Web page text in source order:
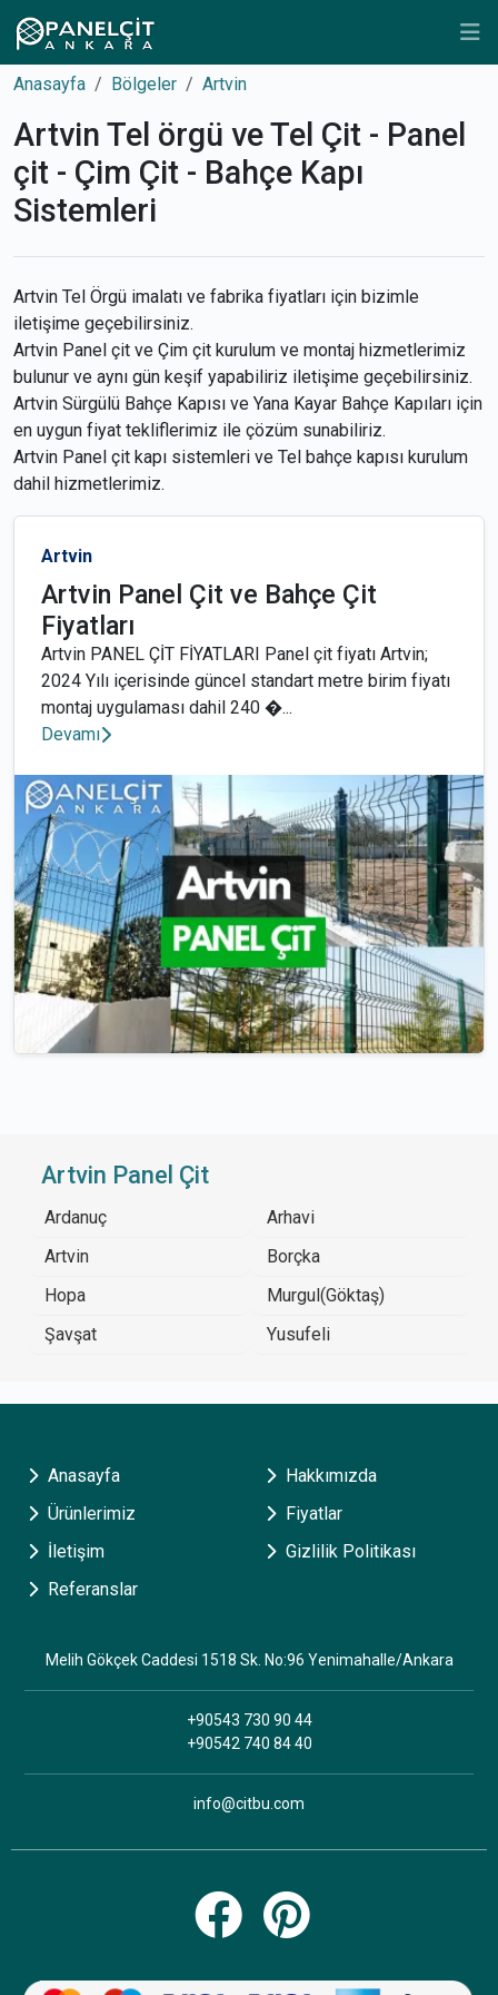
Anasayfa Bölgeler Artvin
Artvin Tel örgü ve Tel Çit - Panel
çit - Çim Çit - Bahçe Kapı
Sistemleri
Artvin Tel Örgü imalatı ve fabrika fiyatları için bizimle
iletişime geçebilirsiniz.
Artvin Panel çit ve Çim çit kurulum ve montaj hizmetlerimiz
bulunur ve aynı gün keşif yapabiliriz iletişime geçebilirsiniz.
Artvin Sürgülü Bahçe Kapısı ve Yana Kayar Bahçe Kapıları için
en uygun fiyat tekliflerimiz ile çözüm sunabiliriz.
Artvin Panel çit kapı sistemleri ve Tel bahçe kapısı kurulum
dahil hizmetlerimiz.
Artvin
Artvin Panel Çit ve Bahçe Çit
Fiyatları
Artvin PANEL ÇİT FİYATLARI Panel çit fiyatı Artvin;
2024 Yılı içerisinde güncel standart metre birim fiyatı
montaj uygulaması dahil 240 �...
Devamı
Artvin Panel Çit
Ardanuç
Arhavi
Artvin
Borçka
Hopa
Murgul(Göktaş)
Şavşat
Yusufeli
Anasayfa
Hakkımızda
Ürünlerimiz
Fiyatlar
İletişim
Gizlilik Politikası
Referanslar
Melih Gökçek Caddesi 1518 Sk. No:96 Yenimahalle/Ankara
+90543 730 90 44
+90542 740 84 40
info@citbu.com